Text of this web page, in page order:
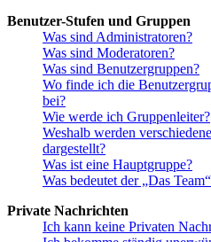
Benutzer-Stufen und Gruppen
Was sind Administratoren?
Was sind Moderatoren?
Was sind Benutzergruppen?
Wo finde ich die
bei?
Wie werde ich Gruppenleiter?
Weshalb werden
dargestellt?
Was ist eine Hauptgruppe?
Was bedeutet der „Das
Private Nachrichten
Ich kann keine Privaten